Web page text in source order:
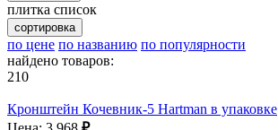
плитка список
сортировка
по цене по названию по популярности
найдено товаров:
210
Кронштейн Кочевник-5 Hartman в упаковке